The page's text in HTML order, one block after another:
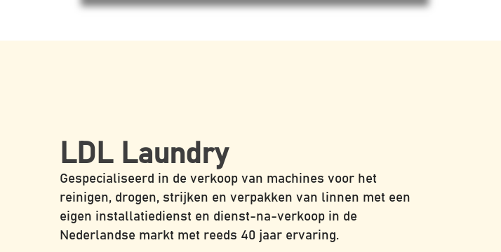
LDL Laundry
Gespecialiseerd in de verkoop van machines voor het
reinigen, drogen, strijken en verpakken van linnen met een
eigen installatiedienst en dienst-na-verkoop in de
Nederlandse markt met reeds 40 jaar ervaring.